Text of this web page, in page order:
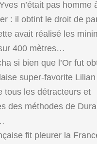
n’était pas homme
: il obtint le droit de
avait réalisé les
400 mètres…
si bien que l’Or fut
super-favorite
tous les détracteurs et
des méthodes de
fit pleurer la